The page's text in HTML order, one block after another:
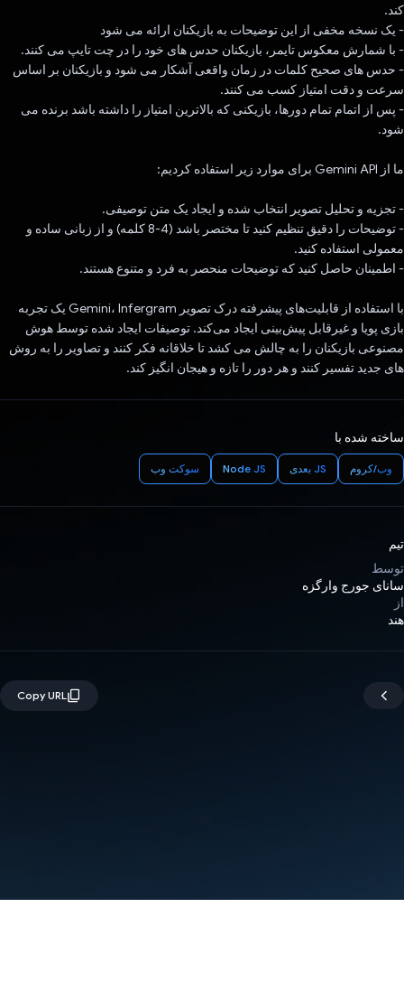
کند.
- یک نسخه مخفی از این توضیحات به بازیکنان ارائه می شود
- با شمارش معکوس تایمر، بازیکنان حدس های خود را در چت تایپ می کنند.
- حدس های صحیح کلمات در زمان واقعی آشکار می شود و بازیکنان بر اساس
سرعت و دقت امتیاز کسب می کنند.
- پس از اتمام تمام دورها، بازیکنی که بالاترین امتیاز را داشته باشد برنده می
شود.
ما از Gemini API برای موارد زیر استفاده کردیم:
- تجزیه و تحلیل تصویر انتخاب شده و ایجاد یک متن توصیفی.
- توضیحات را دقیق تنظیم کنید تا مختصر باشد (4-8 کلمه) و از زبانی ساده و
معمولی استفاده کنید.
- اطمینان حاصل کنید که توضیحات منحصر به فرد و متنوع هستند.
با استفاده از قابلیت‌های پیشرفته درک تصویر Gemini، Infergram یک تجربه
بازی پویا و غیرقابل پیش‌بینی ایجاد می‌کند. توصیفات ایجاد شده توسط هوش
مصنوعی بازیکنان را به چالش می کشد تا خلاقانه فکر کنند و تصاویر را به روش
های جدید تفسیر کنند و هر دور را تازه و هیجان انگیز کند.
ساخته شده با
وب/کروم JS بعدی Node JS سوکت وب
تیم
توسط
سانای جورج وارگزه
از
هند